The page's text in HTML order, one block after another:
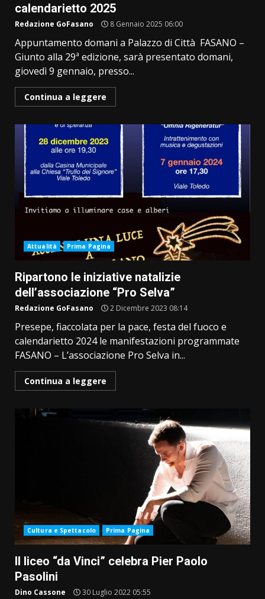
calendarietto 2025
Redazione GoFasano 8 Gennaio 2025 06:00
Appuntamento domani a Palazzo di Città FASANO –
Giunto alla 29ª edizione, sarà presentato domani,
giovedì 9 gennaio, presso...
Continua a leggere
Attualità Prima Pagina
Ripartono le iniziative natalizie
dell’associazione “Pro Selva”
Redazione GoFasano 2 Dicembre 2023 08:14
Presepe, fiaccolata per la pace, festa del fuoco e
calendarietto 2024 le manifestazioni programmate
FASANO – L’associazione Pro Selva in...
Continua a leggere
Cultura e Spettacolo Prima Pagina
Il liceo “da Vinci” celebra Pier Paolo
Pasolini
Dino Cassone 30 Luglio 2022 05:55